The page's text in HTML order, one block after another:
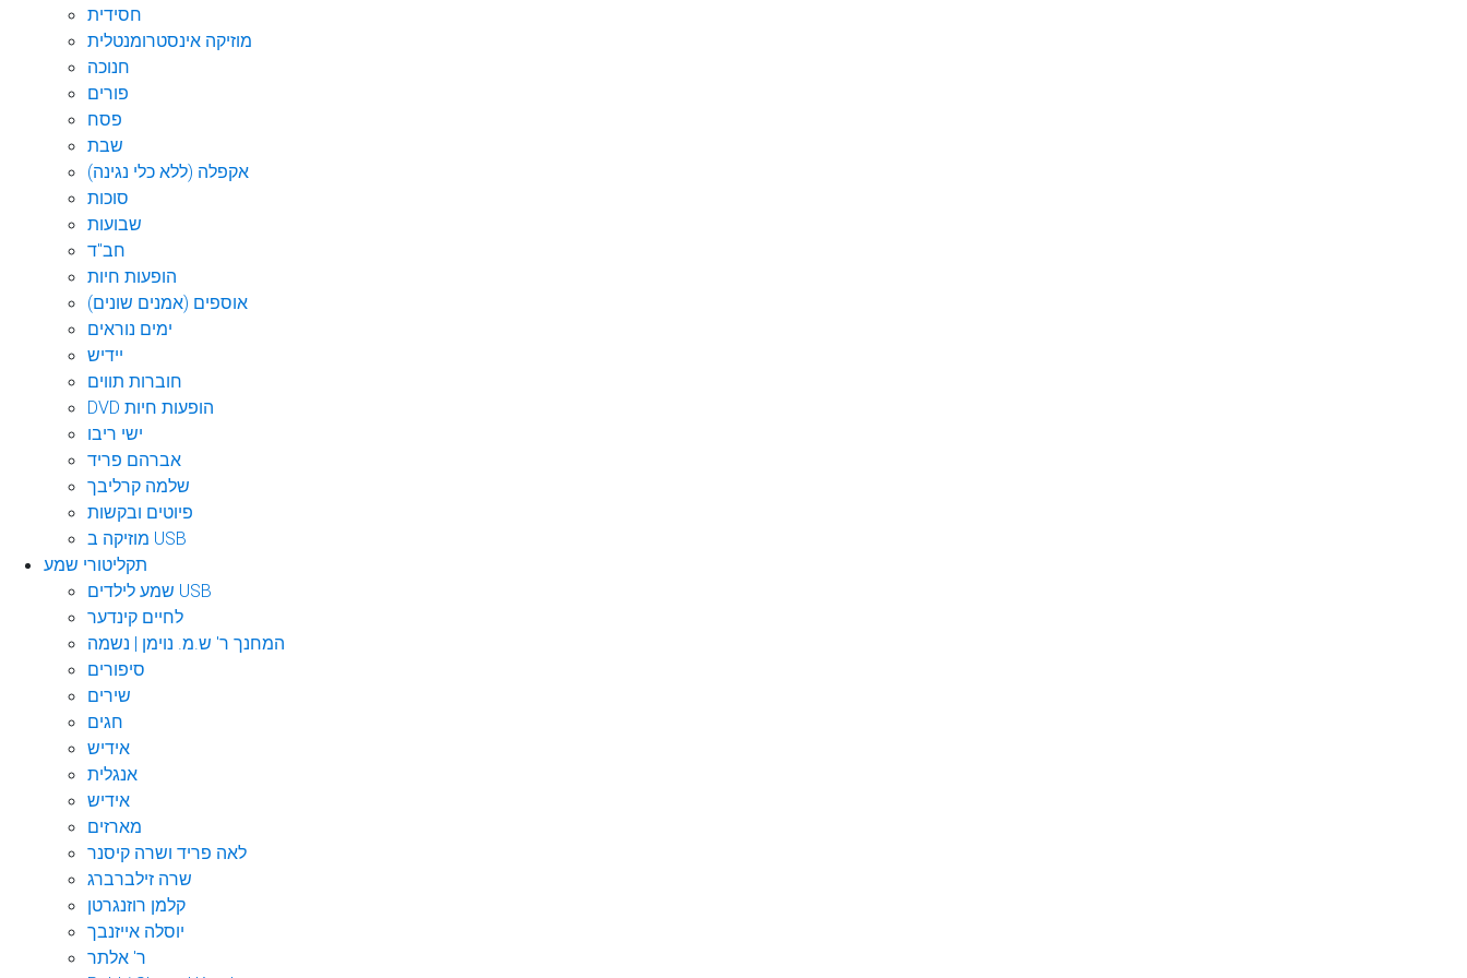
חסידית
מוזיקה אינסטרומנטלית
חנוכה
פורים
פסח
שבת
אקפלה (ללא כלי נגינה)
סוכות
שבועות
חב"ד
הופעות חיות
אוספים (אמנים שונים)
ימים נוראים
יידיש
חוברות תווים
DVD הופעות חיות
ישי ריבו
אברהם פריד
שלמה קרליבך
פיוטים ובקשות
מוזיקה ב USB
תקליטורי שמע
שמע לילדים USB
לחיים קינדער
המחנך ר' ש.מ. נוימן | נשמה
סיפורים
שירים
חגים
אידיש
אנגלית
אידיש
מארזים
לאה פריד ושרה קיסנר
שרה זילברברג
קלמן רוזנגרטן
יוסלה אייזנבך
ר' אלתר